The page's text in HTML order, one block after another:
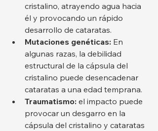
cristalino, atrayendo agua hacia
él y provocando un rápido
desarrollo de cataratas.
Mutaciones genéticas: En
algunas razas, la debilidad
estructural de la cápsula del
cristalino puede desencadenar
cataratas a una edad temprana.
Traumatismo: el impacto puede
provocar un desgarro en la
cápsula del cristalino y cataratas